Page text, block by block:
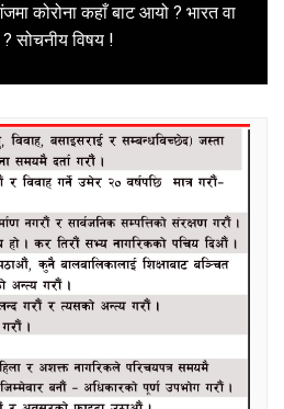
Next
post:
नेपाल ? सोचनीय विषय !